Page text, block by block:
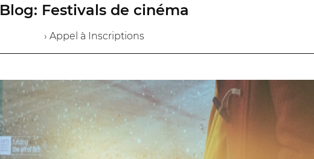
Blog: Festivals de cinéma
› Appel à Inscriptions